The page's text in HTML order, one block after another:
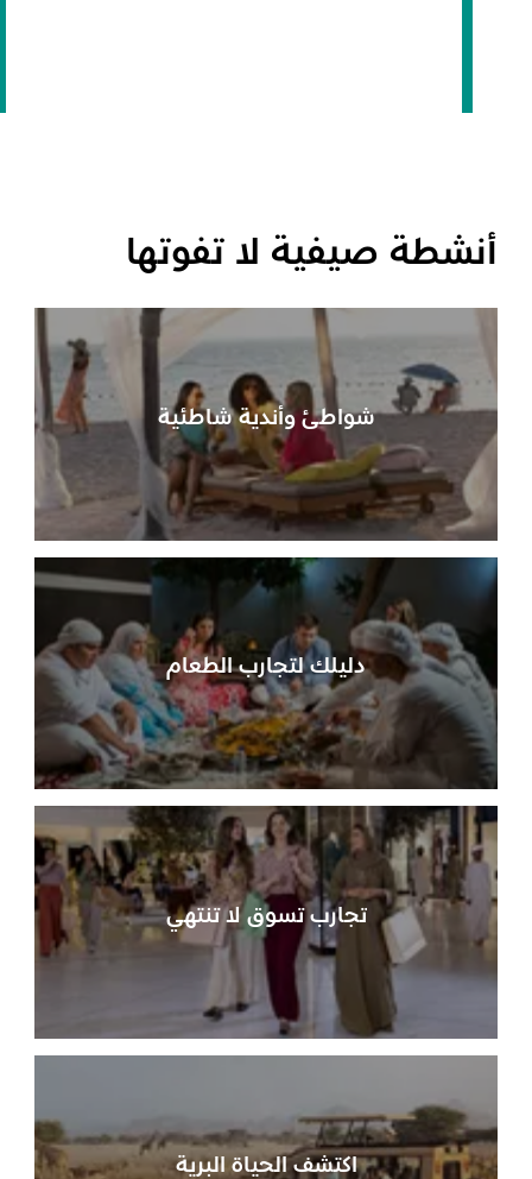
أنشطة صيفية لا تفوتها
شواطئ وأندية شاطئية
دليلك لتجارب الطعام
تجارب تسوق لا تنتهي
اكتشف الحياة البرية